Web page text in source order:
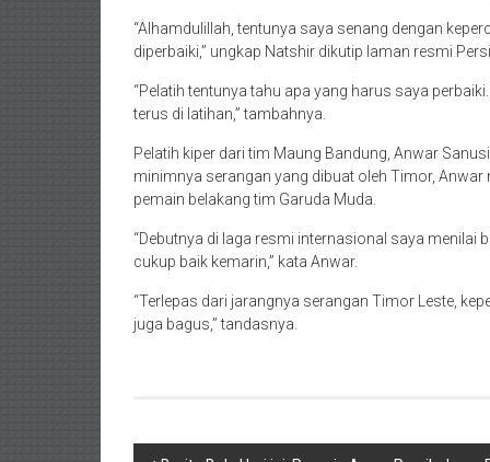
“Alhamdulillah, tentunya saya senang dengan
diperbaiki,” ungkap Natshir dikutip laman resmi
“Pelatih tentunya tahu apa yang harus saya
terus di latihan,” tambahnya.
Pelatih kiper dari tim Maung Bandung, Anwar
minimnya serangan yang dibuat oleh Timor,
pemain belakang tim Garuda Muda.
“Debutnya di laga resmi internasional saya
cukup baik kemarin,” kata Anwar.
“Terlepas dari jarangnya serangan Timor Leste,
juga bagus,” tandasnya.